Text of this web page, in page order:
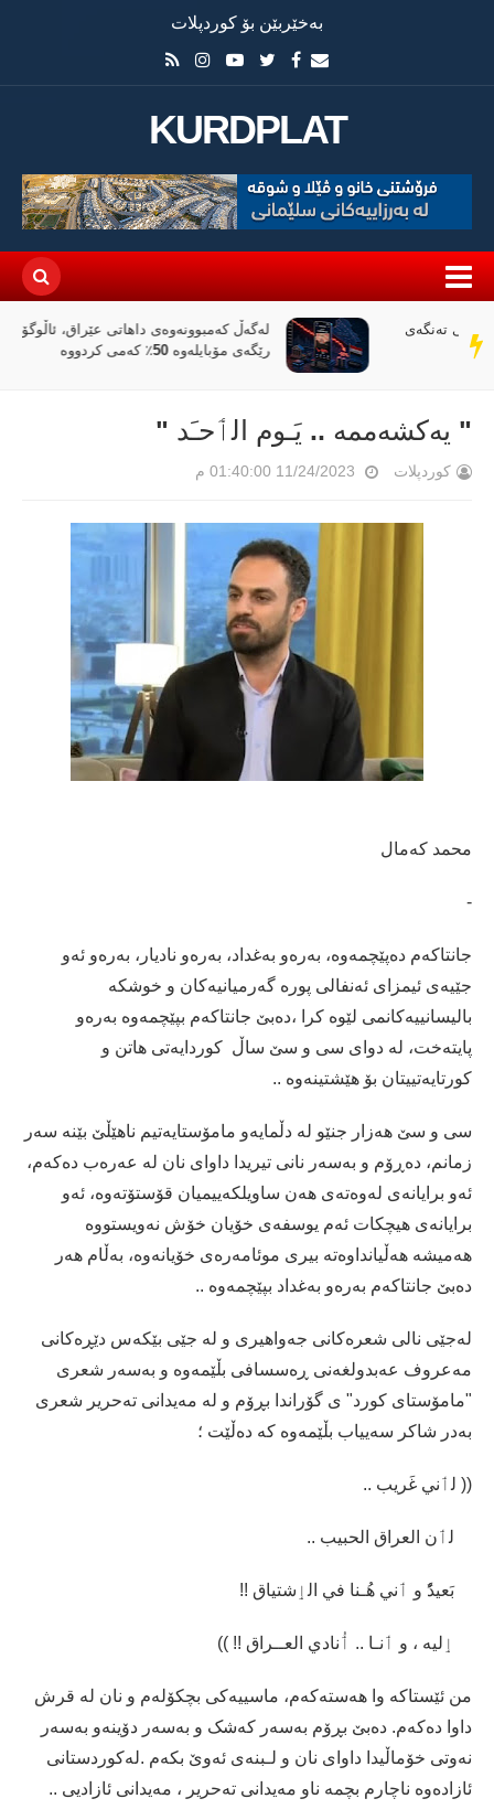
بەخێربێن بۆ کوردپلات
KURDPLAT
سەر
دێڕ
لەگەڵ کەمبوونەوەی داهاتی عێراق، ئاڵوگۆڕی پارە لە
رێگەی مۆبایلەوە 50٪ کەمی کردووە
" یەکشەممە .. یَـوم الٲحـَد "
کوردپلات 11/24/2023 01:40:00 م
محمد کەمال
-
جانتاکەم دەپێچمەوە، بەرەو بەغداد، بەرەو نادیار، بەرەو ئەو
جێیەی ئیمزای ئەنفالی پورە گەرمیانیەکان و خوشکە
بالیسانییەکانمی لێوە کرا ،دەبێ جانتاکەم بپێچمەوە بەرەو
پایتەخت، لە دوای سی و سێ ساڵ کوردایەتی هاتن و
کورتایەتییتان بۆ هێشتینەوە ..
سی و سێ هەزار جنێو لە دڵمایەو مامۆستایەتیم ناهێڵێ بێنە سەر
زمانم، دەڕۆم و بەسەر نانی تیریدا داوای نان لە عەرەب دەکەم،
ئەو برایانەی لەوەتەی هەن ساویلکەییمیان قۆستۆتەوە، ئەو
برایانەی هیچکات ئەم یوسفەی خۆیان خۆش نەویستووە
هەمیشە هەڵیانداوەتە بیری موئامەرەی خۆیانەوە، بەڵام هەر
دەبێ جانتاکەم بەرەو بەغداد بپێچمەوە ..
لەجێی نالی شعرەکانی جەواهیری و لە جێی بێکەس دێڕەکانی
مەعروف عەبدولغەنی ڕەسسافی بڵێمەوە و بەسەر شعری
"مامۆستای کورد" ی گۆراندا بڕۆم و لە مەیدانی تەحریر شعری
بەدر شاکر سەییاب بڵێمەوە کە دەڵێت ؛
(( لٲني غَریب ..
لٲن العراق الحبیب ..
بَعیدُٗ و ٲني هُـنا في الٳشتیاق !!
ٳلیە ، و ٲنـا .. ٲُنادي العــراق !! ))
من ئێستاکە وا هەستەکەم، ماسییەکی بچکۆلەم و نان لە قرش
داوا دەکەم. دەبێ بڕۆم بەسەر کەشک و بەسەر دۆینەو بەسەر
نەوتی خۆماڵیدا داوای نان و لـبنەی ئەوێ بکەم .لەکوردستانی
ئازادەوە ناچارم بچمە ناو مەیدانی تەحریر ، مەیدانی ئازادیی ..